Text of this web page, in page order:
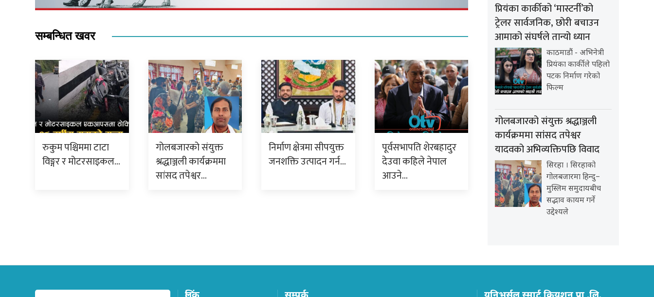
सम्बन्धित खवर
रुकुम पश्चिममा टाटा
विङ्गर र मोटरसाइकल…
गोलबजारको संयुक्त
श्रद्धाञ्जली कार्यक्रममा
सांसद तपेश्वर…
निर्माण क्षेत्रमा सीपयुक्त
जनशक्ति उत्पादन गर्न…
पूर्वसभापति शेरबहादुर
देउवा कहिले नेपाल
आउने…
प्रियंका कार्कीको ‘मास्टर्नी’को
ट्रेलर सार्वजनिक, छोरी बचाउन
आमाको संघर्षले तान्यो ध्यान
काठमाडौं - अभिनेत्री
प्रियंका कार्कीले पहिलो
पटक निर्माण गरेको
फिल्म
गोलबजारको संयुक्त श्रद्धाञ्जली
कार्यक्रममा सांसद तपेश्वर
यादवको अभिव्यक्तिपछि विवाद
सिरहा । सिरहाको
गोलबजारमा हिन्दु–
मुस्लिम समुदायबीच
सद्भाव कायम गर्ने
उद्देश्यले